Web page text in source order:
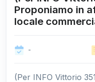
Proponiamo in
locale
-
(Per INFO Vittorio